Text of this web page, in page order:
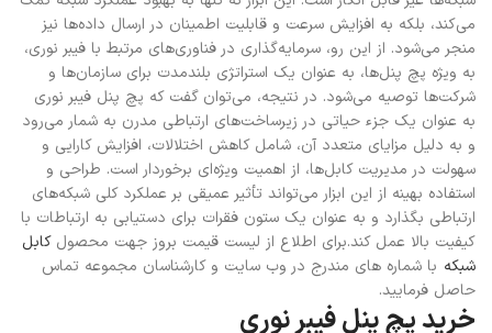
می‌کند، بلکه به افزایش سرعت و قابلیت اطمینان در ارسال داده‌ها نیز
منجر می‌شود. از این رو، سرمایه‌گذاری در فناوری‌های مرتبط با فیبر نوری،
به ویژه پچ پنل‌ها، به عنوان یک استراتژی بلندمدت برای سازمان‌ها و
شرکت‌ها توصیه می‌شود. در نتیجه، می‌توان گفت که پچ پنل فیبر نوری
به عنوان یک جزء حیاتی در زیرساخت‌های ارتباطی مدرن به شمار می‌رود
و به دلیل مزایای متعدد آن، شامل کاهش اختلالات، افزایش کارایی و
سهولت در مدیریت کابل‌ها، از اهمیت ویژه‌ای برخوردار است. طراحی و
استفاده بهینه از این ابزار می‌تواند تأثیر عمیقی بر عملکرد کلی شبکه‌های
ارتباطی بگذارد و به عنوان یک ستون فقرات برای دستیابی به ارتباطات با
کیفیت بالا عمل کند.برای اطلاع از لیست قیمت بروز جهت محصول کابل
شبکه با شماره های مندرج در وب سایت و کارشناسان مجموعه تماس
حاصل فرمایید.
خرید پچ پنل فیبر نوری